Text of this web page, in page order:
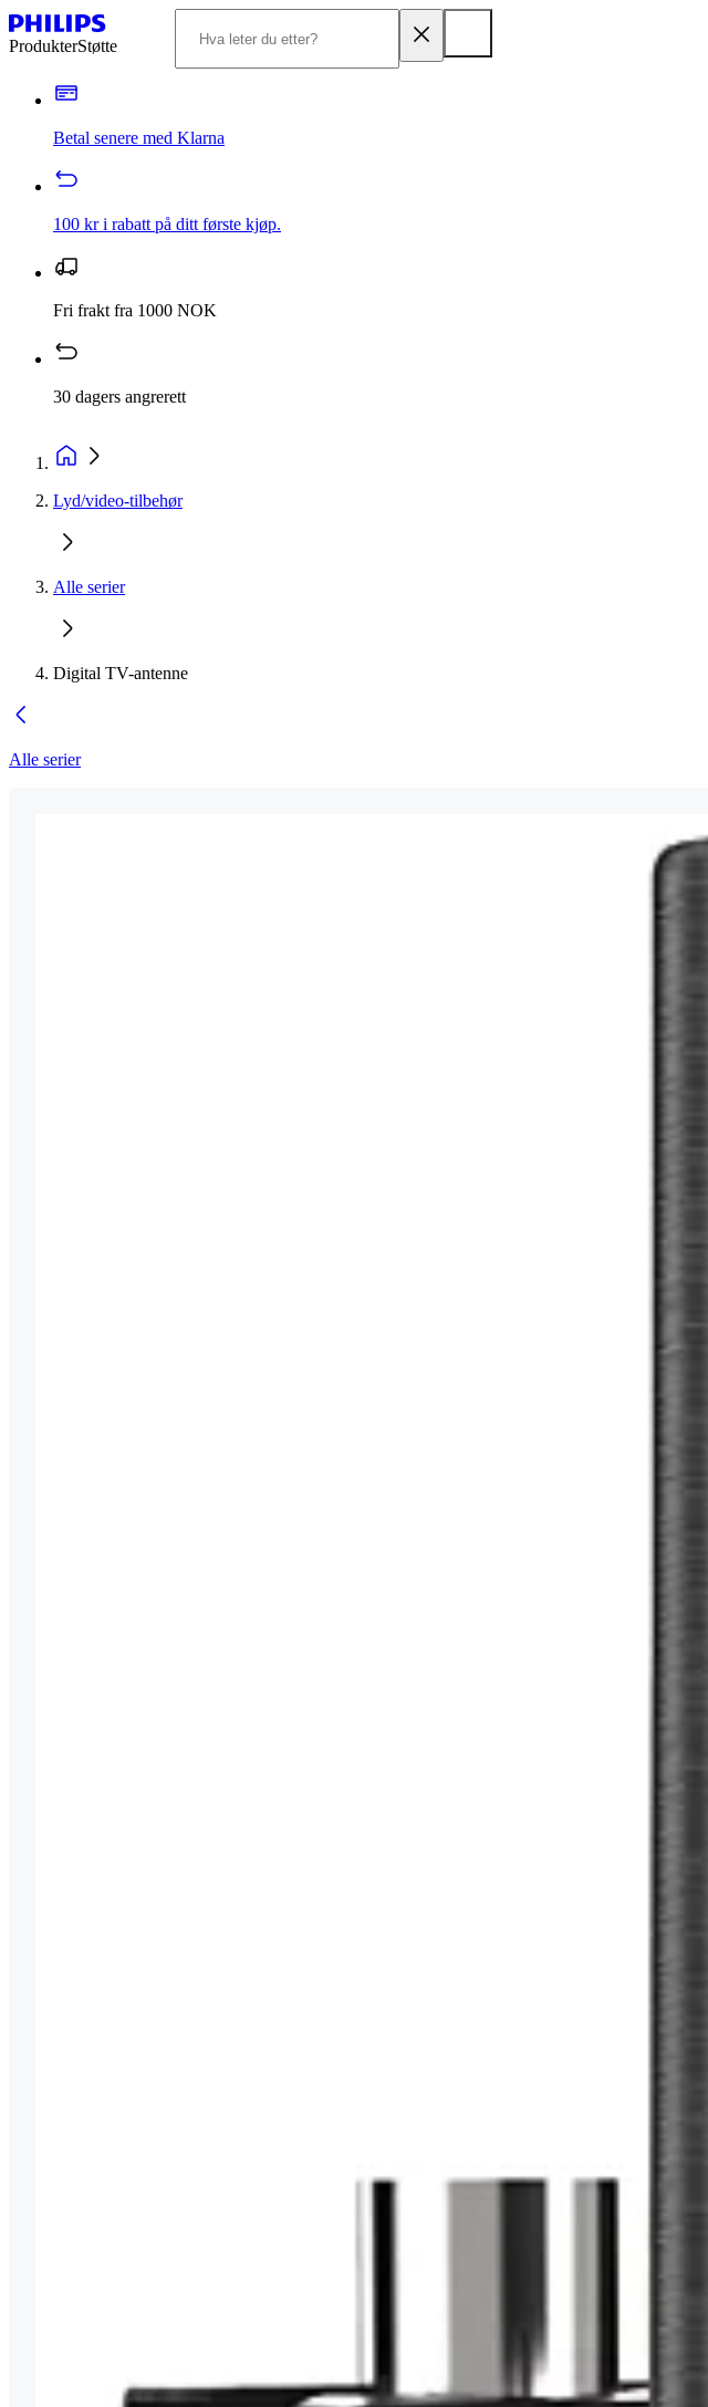
ProdukterStøtte
Betal senere med Klarna
100 kr i rabatt på ditt første kjøp.
Fri frakt fra 1000 NOK
30 dagers angrerett
Lyd/video-tilbehør
Alle serier
Digital TV-antenne
Alle serier